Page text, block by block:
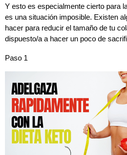
Y esto es especialmente cierto para
es una situación imposible. Existen
hacer para reducir el tamaño de tu
dispuesto/a a hacer un poco de
Paso 1